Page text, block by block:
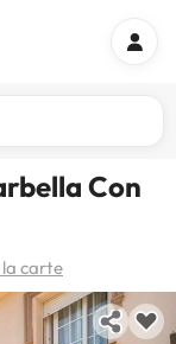
Con
la carte